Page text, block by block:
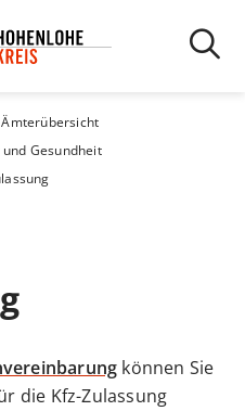
Ämterübersicht
Gesundheit
können Sie
die Kfz-Zulassung